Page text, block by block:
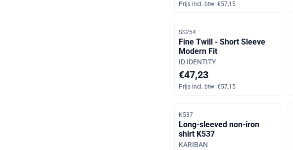
Prijs incl. btw: €57,15
Artikelnummer
SS254
Fine Twill - Short Sleeve
Modern Fit
Merk:
ID IDENTITY
Prijs: 47,23, inclusief btw: 57,15
€47,23
Prijs incl. btw: €57,15
Artikelnummer
K537
Long-sleeved non-iron
shirt K537
Merk:
KARIBAN